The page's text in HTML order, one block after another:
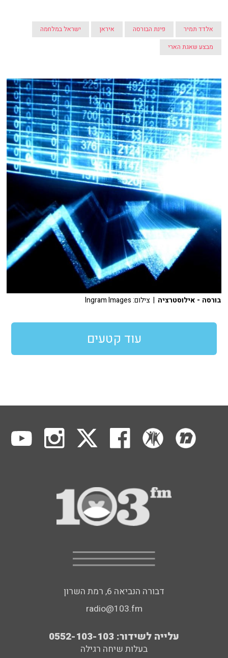
אלדד תמיר פינת הבורסה איראן
ישראל במלחמה
מבצע שאגת הארי
בורסה - אילוסטרציה | צילום: Ingram Images
עוד קטעים
דבורה הנביאה 6, רמת השרון
radio@103.fm
עלייה לשידור: 0552-103-103
בעלות שיחה רגילה